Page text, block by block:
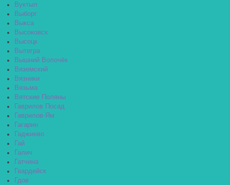
Вуктыл
Выборг
Выкса
Высоковск
Высоцк
Вытегра
Вышний Волочёк
Вяземский
Вязники
Вязьма
Вятские Поляны
Гаврилов Посад
Гаврилов-Ям
Гагарин
Гаджиево
Гай
Галич
Гатчина
Гвардейск
Гдов